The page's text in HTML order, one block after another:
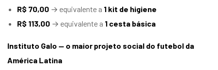
R$ 70,00 → equivalente a 1 kit de higiene
R$ 113,00 → equivalente a 1 cesta básica
Instituto Galo — o maior projeto social do futebol da
América Latina